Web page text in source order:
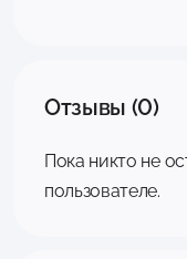
Отзывы (0)
Пока никто не
пользователе.